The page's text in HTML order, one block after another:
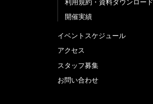
利用規約・資料ダウンロード
開催実績
イベントスケジュール
アクセス
スタッフ募集
お問い合わせ